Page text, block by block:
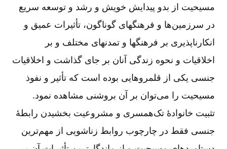
مسیحیت از بدو پیدایش خویش و رشد و توسعه سریع
در سرزمین‌ها و فرهنگهای گوناگون‌، تأثیرات عمیق و
انکارناپذیری بر فرهنگها و تمدنهای مختلف و بر
اخلاقیات و نحوه زندگی آنان بر جای گذاشت و اخلاقیات
جنسی یکی از قلمروهایی بوده است که تأثیر و نفوذ
مسیحیت را می‌توان بر آن بروشنی مشاهده نمود.
تثبیت خانوادۀ تک‌همسری و مشروعیت بخشیدن رابطۀ
جنسی فقط در چارچوب روابط زناشویی از مهم‌ترین